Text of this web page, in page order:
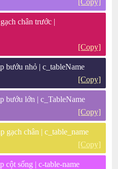
[Copy]
chân trước |
[Copy]
bướu nhỏ | c_tableName
[Copy]
bướu lớn | c_TableName
[Copy]
gạch chân | c_table_name
[Copy]
cột sống | c-table-name